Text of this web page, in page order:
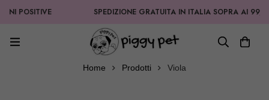
POSITIVE SPEDIZIONE GRATUITA IN ITALIA SOPRA AI
Home Prodotti Viola